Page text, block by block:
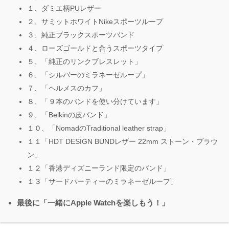
１、ダミエ柄PUレザー
２、サミットホワイトNikeスポーツループ
３、純正ブラックスポーツバンド
４、ローズゴールドと合うスポーツタイプ
５、「純正のリンクブレスレット」
６、「シルバーのミラネーゼループ」
７、「ヘルメスのカフ」
８、「９本のバンドを使い分けています」
９、「Belkinの皮バンド」
１０、「NomadのTraditional leather strap」
１１「HDT DESIGN BUNDレザー 22mm ストーン・ブラウ
ン」
１２「香港ディズニーランド限定のバンド」
１３「サードパーティーのミラネーゼループ」
最後に「一緒にApple Watchを楽しもう！」